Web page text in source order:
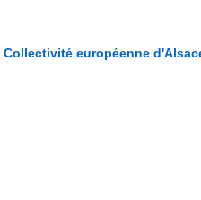
européenne